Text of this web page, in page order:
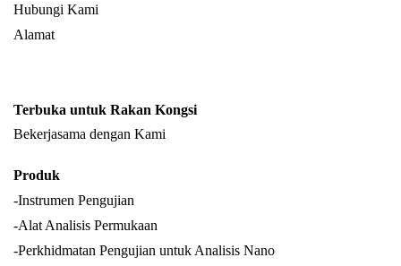
Hubungi Kami
Alamat
Terbuka untuk Rakan Kongsi
Bekerjasama dengan Kami
Produk
-Instrumen Pengujian
-Alat Analisis Permukaan
-Perkhidmatan Pengujian untuk Analisis Nano